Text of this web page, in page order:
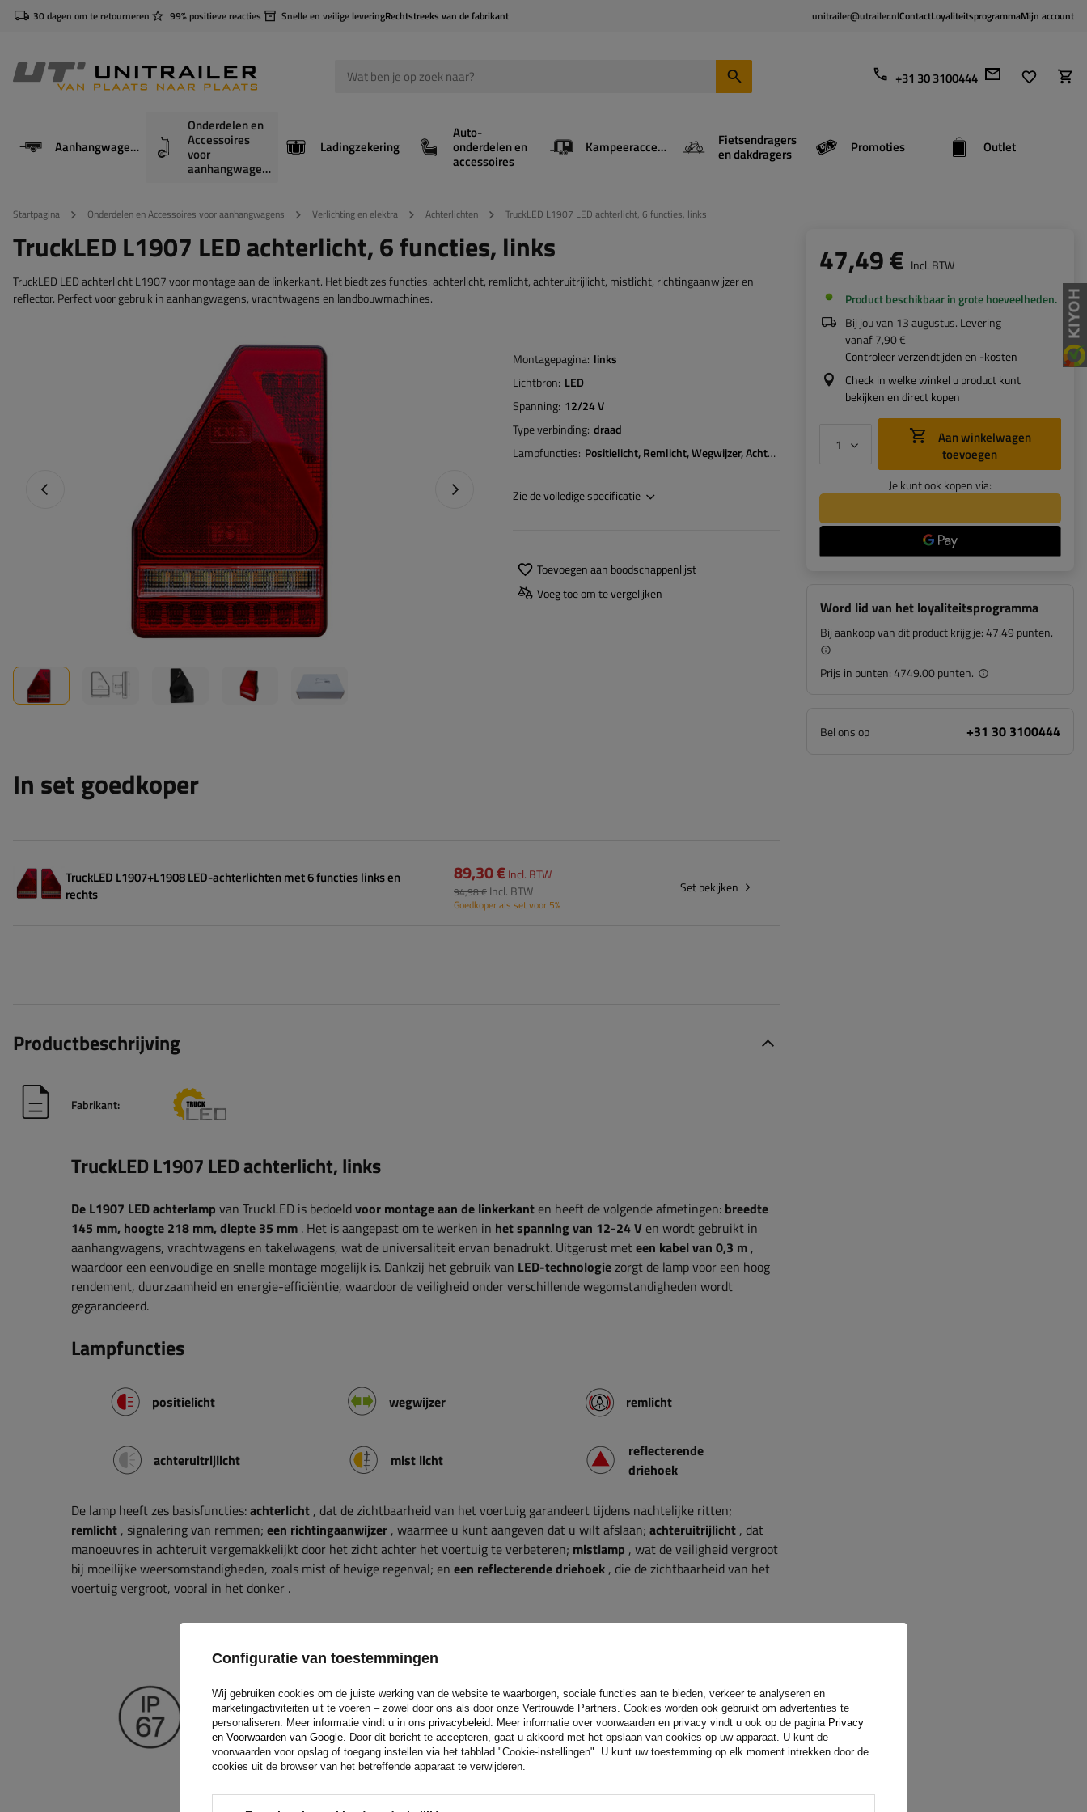
30 dagen om te retourneren 99% positieve reacties Snelle en veilige leveringRechtstreeks van de fabrikant unitrailer@utrailer.nlContactLoyaliteitsprogrammaMijn account
+31 30 3100444
Aanhangwagens
Onderdelen en
Accessoires
voor
aanhangwagens
Ladingzekering
Auto-
onderdelen en
accessoires
Kampeeraccessoires Fietsendragers
en dakdragers Promoties Outlet
Startpagina Onderdelen en Accessoires voor aanhangwagens Verlichting en elektra Achterlichten TruckLED L1907 LED achterlicht, 6 functies, links
TruckLED L1907 LED achterlicht, 6 functies, links
TruckLED LED achterlicht L1907 voor montage aan de linkerkant. Het biedt zes functies: achterlicht, remlicht, achteruitrijlicht, mistlicht, richtingaanwijzer en
reflector. Perfect voor gebruik in aanhangwagens, vrachtwagens en landbouwmachines.
Vorige foto Naprawa produktu
Montagepagina links
Lichtbron LED
Spanning 12/24 V
Type verbinding draad
Lampfuncties Positielicht Remlicht Wegwijzer Achteruitrijlicht Mistlamp
Zie de volledige specificatie
Toevoegen aan boodschappenlijst
Voeg toe om te vergelijken
47,49 € Incl. BTW
Product beschikbaar in grote hoeveelheden
Bij jou van 13 augustus. Levering
vanaf7,90 €
Controleer verzendtijden en -kosten
Check in welke winkel u product kunt
bekijken en direct kopen
toevoegen
Je kunt ook kopen via:
Word lid van het loyaliteitsprogramma
Bij aankoop van dit product krijg je:47.49 punten.
Prijs in punten:4749.00 punten.
Bel ons op +31 30 3100444
In set goedkoper
TruckLED L1907+L1908 LED-achterlichten met 6 functies links en
rechts
89,30 €Incl. BTW
94,98 € Incl. BTW
Goedkoper als set voor 5%
Set bekijken
Productbeschrijving
Fabrikant:
TruckLED L1907 LED achterlicht, links
De L1907 LED achterlamp van TruckLED is bedoeldvoor montage aan de linkerkant en heeft de volgende afmetingen: breedte
145 mm, hoogte 218 mm, diepte 35 mm . Het is aangepast om te werken in het spanning van 12-24 V en wordt gebruikt in
aanhangwagens, vrachtwagens en takelwagens, wat de universaliteit ervan benadrukt. Uitgerust meteen kabel van 0,3 m ,
waardoor een eenvoudige en snelle montage mogelijk is. Dankzij het gebruik van LED-technologiezorgt de lamp voor een hoog
rendement, duurzaamheid en energie-efficiëntie, waardoor de veiligheid onder verschillende wegomstandigheden wordt
gegarandeerd.
Lampfuncties
positielicht wegwijzer remlicht
achteruitrijlicht mist licht
reflecterende
driehoek
De lamp heeft zes basisfuncties:achterlicht , dat de zichtbaarheid van het voertuig garandeert tijdens nachtelijke ritten;
remlicht , signalering van remmen; een richtingaanwijzer , waarmee u kunt aangeven dat u wilt afslaan; achteruitrijlicht , dat
manoeuvres in achteruit vergemakkelijkt door het zicht achter het voertuig te verbeteren; mistlamp , wat de veiligheid vergroot
bij moeilijke weersomstandigheden, zoals mist of hevige regenval; en een reflecterende driehoek , die de zichtbaarheid van het
voertuig vergroot, vooral in het donker .
Beschermingsklasse
De lamp metIP67-beschermingsklasse isvolledig beschermd tegen het binnendringen van
stof en is bestand tegen korte onderdompeling in water(tot 1 meter diep gedurende
maximaal 30 minuten). Deze eigenschappen maken het ideaal voor gebruik in moeilijke
omstandigheden met stof, vuil en risico op contact met water, bijvoorbeeld in
bedrijfsvoertuigen, aanhangwagens, landbouw- en bouwmachines. Garandeert
betrouwbaarheid en duurzaamheid, zelfs in de meest veeleisende werkomgevingen.
Configuratie van toestemmingen
Wij gebruiken cookies om de juiste werking van de website te waarborgen, sociale functies aan te bieden, verkeer te analyseren en
marketingactiviteiten uit te voeren – zowel door ons als door onze Vertrouwde Partners. Cookies worden ook gebruikt om advertenties te
personaliseren. Meer informatie vindt u in ons privacybeleid. Meer informatie over voorwaarden en privacy vindt u ook op de pagina Privacy
en Voorwaarden van Google. Door dit bericht te accepteren, gaat u akkoord met het opslaan van cookies op uw apparaat. U kunt de
voorwaarden voor opslag of toegang instellen via het tabblad "Cookie-instellingen". U kunt uw toestemming op elk moment intrekken door de
cookies uit de browser van het betreffende apparaat te verwijderen.